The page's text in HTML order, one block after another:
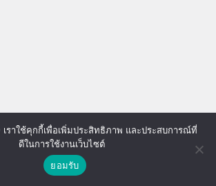
เราใช้คุกกี้เพื่อเพิ่มประสิทธิภาพ และประสบการณ์ที่
ดีในการใช้งานเว็บไซต์
ยอมรับ